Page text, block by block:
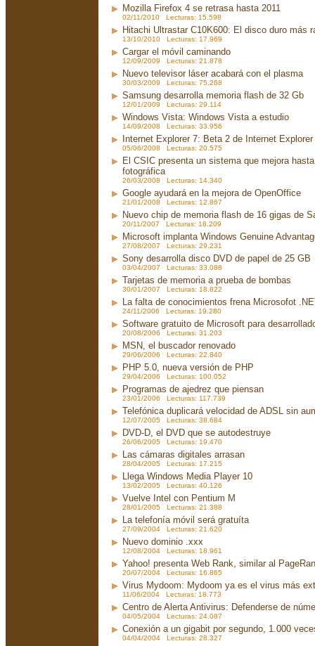
Mozilla Firefox 4 se retrasa hasta 2011
02/11/2010 Lecturas: 15.598
Hitachi Ultrastar C10K600: El disco duro más
13/10/2010 Lecturas: 17.969
Cargar el móvil caminando
12/09/2009 Lecturas: 21.878
Nuevo televisor láser acabará con el plasma
30/03/2009 Lecturas: 75.268
Samsung desarrolla memoria flash de 32 Gb
12/01/2009 Lecturas: 29.114
Windows Vista: Windows Vista a estudio
14/09/2008 Lecturas: 33.956
Internet Explorer 7: Beta 2 de Internet Explorer
05/06/2008 Lecturas: 20.575
El CSIC presenta un sistema que mejora
fotográfica
26/03/2008 Lecturas: 14.340
Google ayudará en la mejora de OpenOffice
21/01/2008 Lecturas: 12.867
Nuevo chip de memoria flash de 16 gigas de
20/11/2007 Lecturas: 18.209
Microsoft implanta Windows Genuine
27/08/2007 Lecturas: 29.231
Sony desarrolla disco DVD de papel de 25 GB
03/04/2007 Lecturas: 33.088
Tarjetas de memoria a prueba de bombas
30/01/2007 Lecturas: 18.822
La falta de conocimientos frena Microsofot
24/11/2006 Lecturas: 19.280
Software gratuito de Microsoft para
20/08/2006 Lecturas: 31.203
MSN, el buscador renovado
29/06/2006 Lecturas: 22.840
PHP 5.0, nueva versión de PHP
29/04/2006 Lecturas: 100.052
Programas de ajedrez que piensan
23/01/2006 Lecturas: 117.739
Telefónica duplicará velocidad de ADSL sin
12/07/2005 Lecturas: 38.684
DVD-D, el DVD que se autodestruye
26/06/2005 Lecturas: 19.470
Las cámaras digitales arrasan
28/04/2005 Lecturas: 17.215
Llega Windows Media Player 10
13/02/2005 Lecturas: 40.126
Vuelve Intel con Pentium M
28/01/2005 Lecturas: 21.388
La telefonía móvil será gratuíta
27/09/2004 Lecturas: 21.620
Nuevo dominio .xxx
12/08/2004 Lecturas: 18.961
Yahoo! presenta Web Rank, similar al
20/07/2004 Lecturas: 16.865
Virus Mydoom: Mydoom ya es el virus más
11/06/2004 Lecturas: 18.773
Centro de Alerta Antivirus: Defenderse de
04/05/2004 Lecturas: 24.087
Conexión a un gigabit por segundo, 1.000
04/04/2004 Lecturas: 28.327